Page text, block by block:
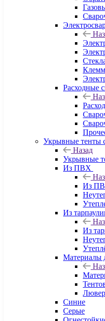
Расходные
Укрывные тенты
Назад
Укрывные
Из ПВХ
Из
Из
Из
Материалы
Синие
Серые